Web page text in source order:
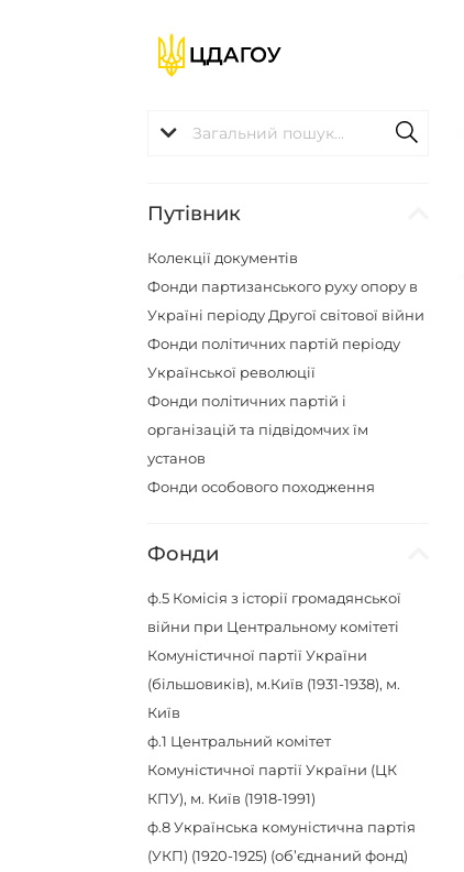
Путівник
Колекції документів
Фонди партизанського руху опору в
Україні періоду Другої світової війни
Фонди політичних партій періоду
Української революції
Фонди політичних партій і
організацій та підвідомчих їм
установ
Фонди особового походження
Фонди
ф.5 Комісія з історії громадянської
війни при Центральному комітеті
Комуністичної партії України
(більшовиків), м.Київ (1931-1938), м.
Київ
ф.1 Центральний комітет
Комуністичної партії України (ЦК
КПУ), м. Київ (1918-1991)
ф.8Українська комуністична партія
(УКП) (1920-1925) (об’єднаний фонд)